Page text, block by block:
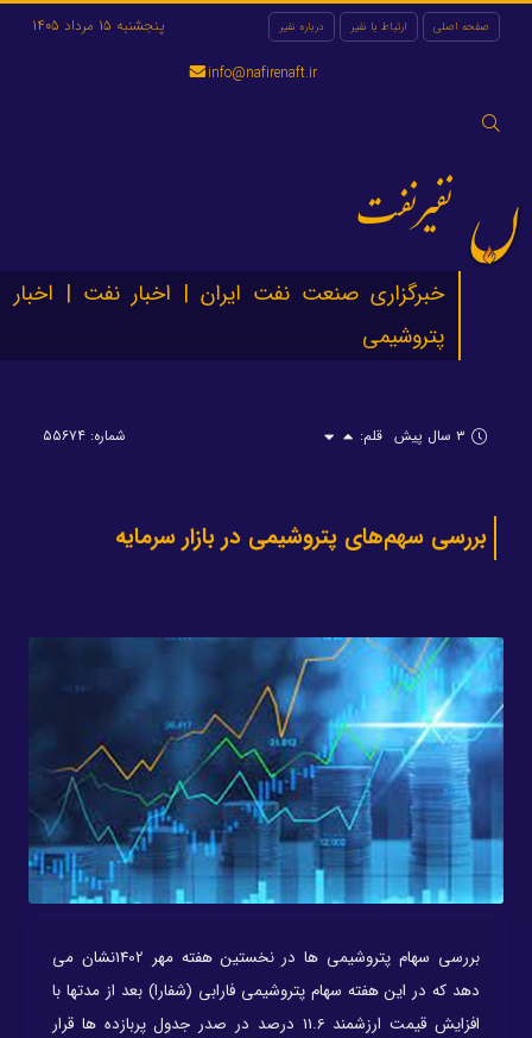
صفحه اصلی ارتباط با نفیر درباره نفیر
جستجو
پنجشنبه 15 مرداد 1405
info@nafirenaft.ir
نفیرنفت
خبرگزاری صنعت نفت ایران | اخبار نفت | اخبار
پتروشیمی
۳ سال پیش قلم: شماره: ۵۵۶۷۴
بررسی سهم‌های پتروشیمی در بازار سرمایه
بررسی سهام پتروشیمی ها در نخستین هفته مهر 1402نشان می
دهد که در این هفته سهام پتروشیمی فارابی (شفارا) بعد از مدتها با
افزایش قیمت ارزشمند 11.6 درصد در صدر جدول پربازده ها قرار